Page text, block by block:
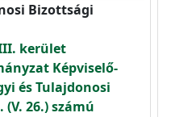
Bizottsági
kerület
Képviselő-
és Tulajdonosi
26.) számú